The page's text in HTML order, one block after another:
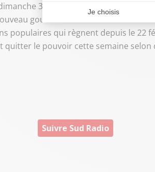
31 mars un nouveau
gouvernement de 27 membres
populaires qui règnent depuis le 22
quitter le pouvoir cette semaine
Suivre Sud Radio